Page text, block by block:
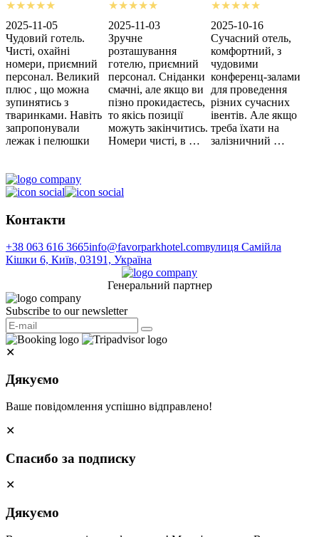
2025-11-05
Чудовий готель.
Чисті, охайні
номери, приємний
персонал. Великий
плюс , що можна
зупинятись з
тваринками. Навіть
запропонували
лежак і пелюшки
2025-11-03
Зручне
розташування
готелю, приємний
персонал. Сніданки
смачні, але якщо ви
пізно прокидаєтесь,
то якісь позиції
можуть закінчитись.
Номери чисті, в …
2025-10-16
Сучасний отель,
комфортний, з
чудовими
конференц-залами
для проведення
різних сучасних
івентів. Але якщо
треба їхати на
залізничний …
Контакти
+38 063 616 3665info@favorparkhotel.comвулиця Самійла
Кішки 6, Київ, 03191, Україна
Генеральний партнер
Subscribe to our newsletter
✕
Дякуємо
Ваше повідомлення успішно відправлено!
✕
Спасибо за подписку
✕
Дякуємо